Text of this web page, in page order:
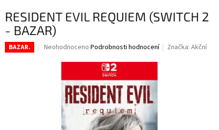
RESIDENT EVIL REQUIEM (SWITCH 2
- BAZAR)
BAZAR.
Průměrné
produktu
hvězdiček.
Neohodnoceno Podrobnosti hodnocení Značka:Akční